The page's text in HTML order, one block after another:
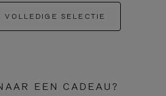
VOLLEDIGE SELECTIE
EEN CADEAU?